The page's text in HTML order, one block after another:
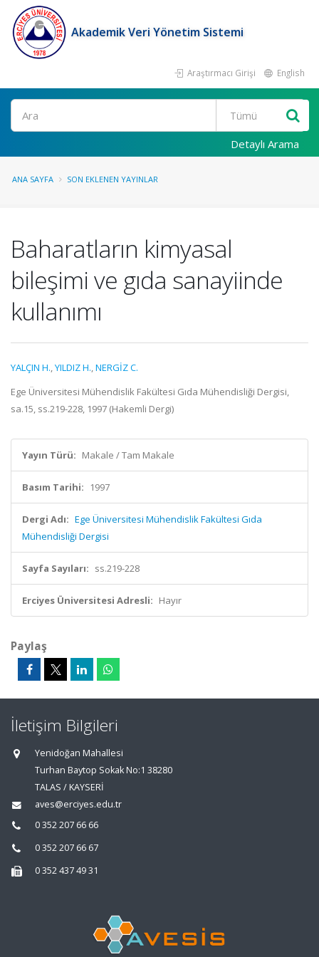
Akademik Veri Yönetim Sistemi
Araştırmacı Girişi English
Ara
Detaylı Arama
ANA SAYFA SON EKLENEN YAYINLAR
Baharatların kimyasal
bileşimi ve gıda sanayiinde
kullanımı
YALÇIN H.,YILDIZ H.,NERGİZ C.
Ege Üniversitesi Mühendislik Fakültesi Gıda Mühendisliği Dergisi,
sa.15, ss.219-228, 1997 (Hakemli Dergi)
Yayın Türü: Makale / Tam Makale
Basım Tarihi: 1997
Dergi Adı: Ege Üniversitesi Mühendislik Fakültesi Gıda
Mühendisliği Dergisi
Sayfa Sayıları: ss.219-228
Erciyes Üniversitesi Adresli: Hayır
Paylaş
İletişim Bilgileri
Yenidoğan Mahallesi
Turhan Baytop Sokak No:1 38280
TALAS / KAYSERİ
aves@erciyes.edu.tr
0 352 207 66 66
0 352 207 66 67
0 352 437 49 31